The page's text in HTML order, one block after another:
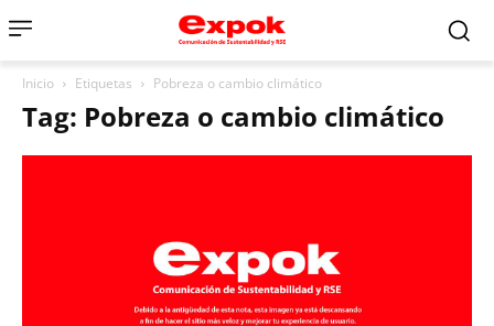
Inicio Etiquetas Pobreza o cambio climático
Tag: Pobreza o cambio climático